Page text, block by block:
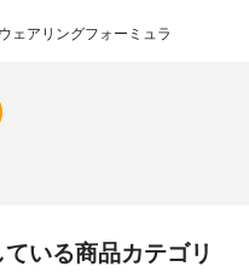
ェアリングフォーミュラ
いる商品カテゴリ